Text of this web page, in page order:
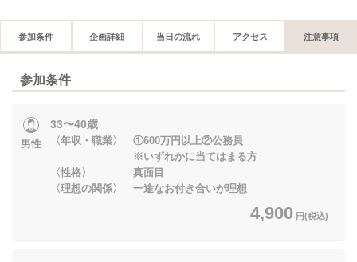
参加条件 企画詳細 当日の流れ アクセス 注意事項
参加条件
男性
33〜40歳
〈年収・職業〉 ①600万円以上②公務員
※いずれかに当てはまる方
〈性格〉 真面目
〈理想の関係〉 一途なお付き合いが理想
4,900 円(税込)